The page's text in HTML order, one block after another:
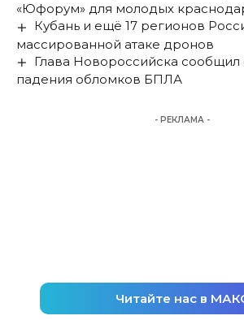
«Юфорум» для молодых
Кубань и ещё 17 регионов
массированной атаке дронов
Глава Новороссийска сообщил
падения обломков БПЛА
- РЕКЛАМА -
Читайте нас в